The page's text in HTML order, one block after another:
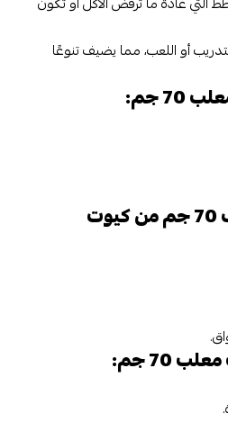
أو اللعب، مما يضيف تنوعًا
جم:
لماذا تشتري ابلاوز فيلية تونة اكل قطط رطب معلب 70 جم من كيوت
70 جم: